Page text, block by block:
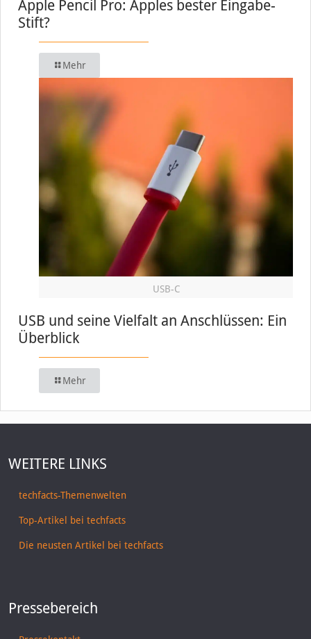
Apple Pencil Pro: Apples bester Eingabe-
Stift?
Mehr
USB-C
USB und seine Vielfalt an Anschlüssen: Ein
Überblick
Mehr
WEITERE LINKS
techfacts-Themenwelten
Top-Artikel bei techfacts
Die neusten Artikel bei techfacts
Pressebereich